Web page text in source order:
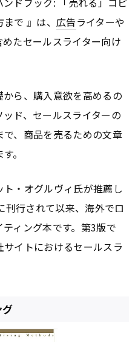
で 』は、 広告ライターや
めたセールスライター向け
ら、購入意欲を高めるの
ド、セールスライターの
、商品を売るための文章
。
・オグルヴィ氏が推薦し
刊行されて以来、海外でロ
ィング本です。第3版で
イトにおけるセールスラ